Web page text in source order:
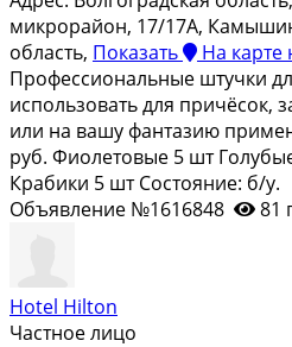
микрорайон, 17/17А,
область, Показать На карте
Профессиональные штучки
использовать для причёсок,
или на вашу фантазию
руб. Фиолетовые 5 шт
Крабики 5 шт Состояние: б/у.
Объявление №1616848
81
Hotel Hilton
Частное лицо